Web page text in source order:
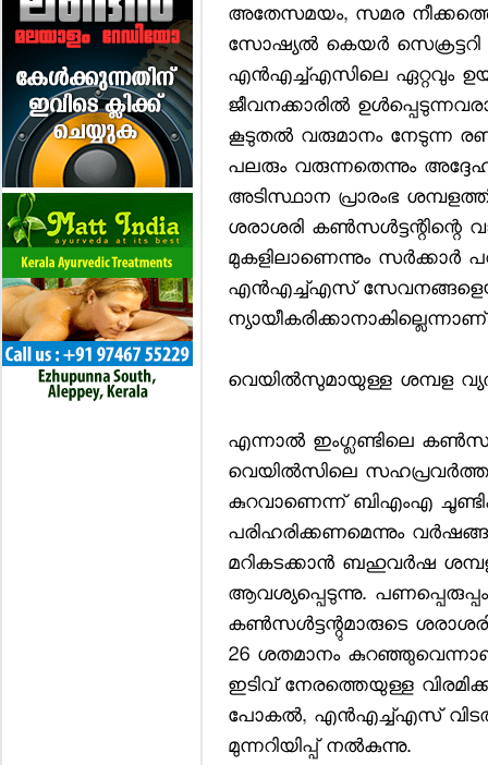
അതേസമയം, സമര
സോഷ്യല്‍ കെയര്‍ സെക്രട്ടറി
എന്‍എച്ച്എസിലെ ഏറ്റവും
ജീവനക്കാരില്‍
കൂടുതല്‍ വരുമാനം നേടുന്ന
പലരും വരുന്നതെന്നും
അടിസ്ഥാന പ്രാരംഭ
ശരാശരി കണ്‍സള്‍ട്ടന്റിന്റെ
മുകളിലാണെന്നും
എന്‍എച്ച്എസ്
വെയില്‍സുമായുള്ള ശമ്പള
എന്നാല്‍ ഇംഗ്ലണ്ടിലെ
വെയില്‍സിലെ
കുറവാണെന്ന് ബിഎംഎ
പരിഹരിക്കണമെന്നും
മറികടക്കാന്‍ ബഹുവര്‍ഷ
ആവശ്യപ്പെടുന്നു.
കണ്‍സള്‍ട്ടന്റുമാരുടെ
26 ശതമാനം
ഇടിവ് നേരത്തെയുള്ള
പോകല്‍, എന്‍എച്ച്എസ് വിടല്‍
മുന്നറിയിപ്പ് നല്‍കുന്നു.